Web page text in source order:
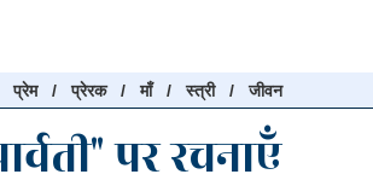
प्रेम/प्रेरक/माँ/स्त्री/जीवन
पर रचनाएँ
गई बॉक्स में हिन्दी में लिखें और "खोजें" बटन पर क्लिक